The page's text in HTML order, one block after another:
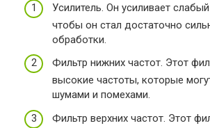
Усилитель. Он усиливает
чтобы он стал достаточно
обработки.
Фильтр нижних частот. Этот
высокие частоты, которые
шумами и помехами.
Фильтр верхних частот. Этот